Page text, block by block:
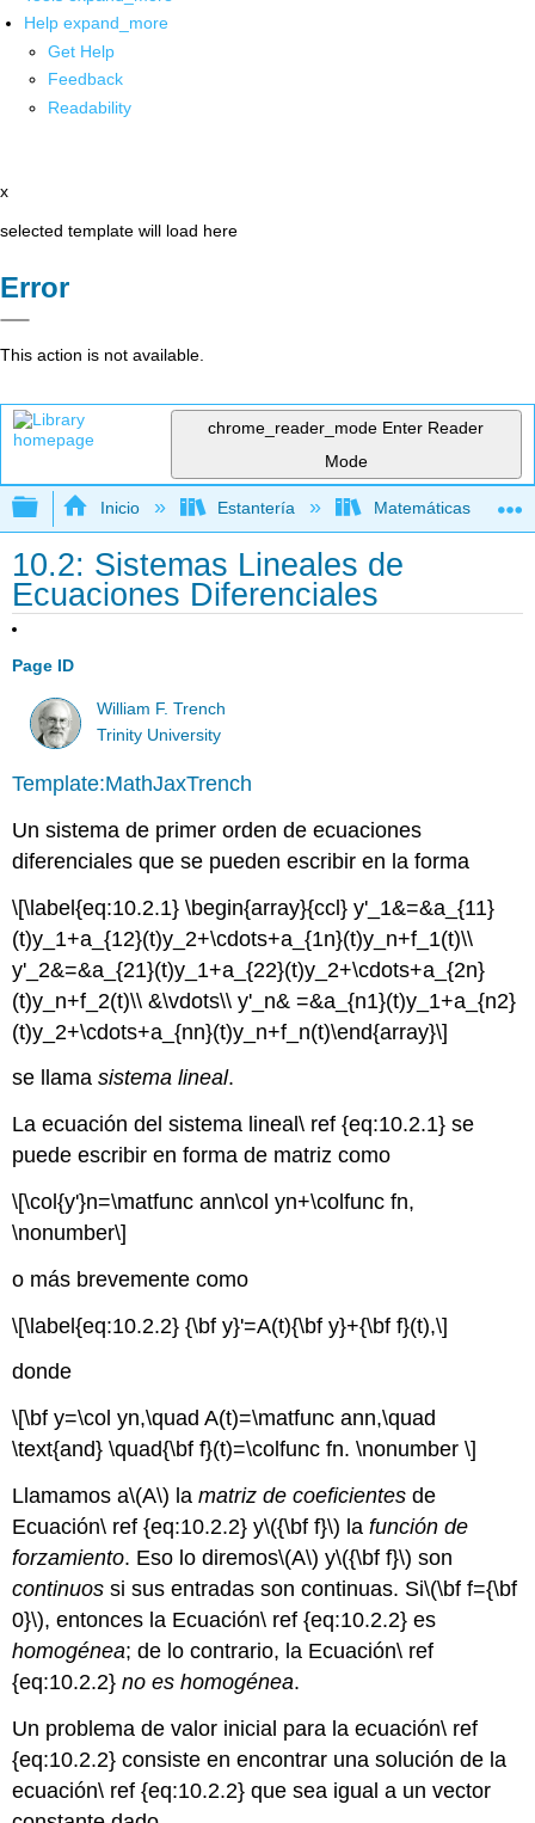
Help expand_more
Get Help
Feedback
Readability
x
selected template will load here
Error
This action is not available.
chrome_reader_mode Enter Reader
Mode
Expandir/contraer jerarquía global
Inicio Estantería Matemáticas
10.2: Sistemas Lineales de
Ecuaciones Diferenciales
Page ID
William F. Trench
Trinity University
Template:MathJaxTrench
Un sistema de primer orden de ecuaciones
diferenciales que se pueden escribir en la forma
\[\label{eq:10.2.1} \begin{array}{ccl} y'_1&=&a_{11}
(t)y_1+a_{12}(t)y_2+\cdots+a_{1n}(t)y_n+f_1(t)\\
y'_2&=&a_{21}(t)y_1+a_{22}(t)y_2+\cdots+a_{2n}
(t)y_n+f_2(t)\\ &\vdots\\ y'_n& =&a_{n1}(t)y_1+a_{n2}
(t)y_2+\cdots+a_{nn}(t)y_n+f_n(t)\end{array}\]
se llamasistema lineal.
La ecuación del sistema lineal\ ref {eq:10.2.1} se
puede escribir en forma de matriz como
\[\col{y'}n=\matfunc ann\col yn+\colfunc fn,
\nonumber\]
o más brevemente como
\[\label{eq:10.2.2} {\bf y}'=A(t){\bf y}+{\bf f}(t),\]
donde
\[\bf y=\col yn,\quad A(t)=\matfunc ann,\quad
\text{and} \quad{\bf f}(t)=\colfunc fn. \nonumber \]
Llamamos a\(A\) lamatriz de coeficientes de
Ecuación\ ref {eq:10.2.2} y\({\bf f}\) lafunción de
forzamiento. Eso lo diremos\(A\) y\({\bf f}\) son
continuos si sus entradas son continuas. Si\(\bf f={\bf
0}\), entonces la Ecuación\ ref {eq:10.2.2} es
homogénea; de lo contrario, la Ecuación\ ref
{eq:10.2.2}no es homogénea.
Un problema de valor inicial para la ecuación\ ref
{eq:10.2.2} consiste en encontrar una solución de la
ecuación\ ref {eq:10.2.2} que sea igual a un vector